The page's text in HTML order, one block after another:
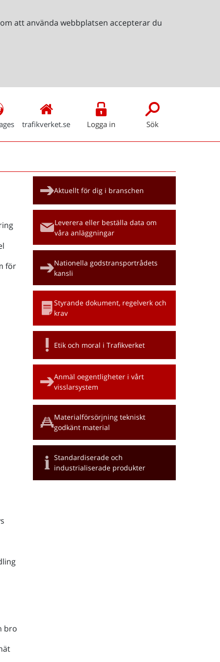
att använda webbplatsen accepterar du
trafikverket.se Logga in Sök
för
bro
Aktuellt för dig i branschen
Leverera eller beställa data om
våra anläggningar
Nationella godstransportrådets
kansli
Styrande dokument, regelverk och
krav
Etik och moral i Trafikverket
Anmäl oegentligheter i vårt
visslarsystem
Materialförsörjning tekniskt
godkänt material
Standardiserade och
industrialiserade produkter